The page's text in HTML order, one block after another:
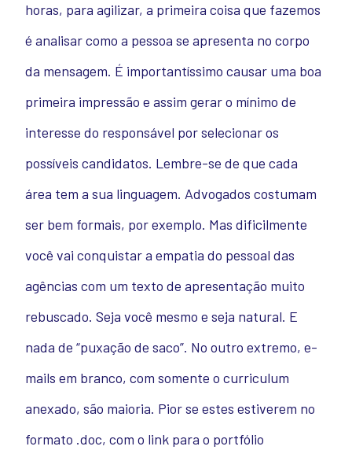
horas, para agilizar, a primeira coisa que fazemos
é analisar como a pessoa se apresenta no corpo
da mensagem. É importantíssimo causar uma boa
primeira impressão e assim gerar o mínimo de
interesse do responsável por selecionar os
possíveis candidatos. Lembre-se de que cada
área tem a sua linguagem. Advogados costumam
ser bem formais, por exemplo. Mas dificilmente
você vai conquistar a empatia do pessoal das
agências com um texto de apresentação muito
rebuscado. Seja você mesmo e seja natural. E
nada de “puxação de saco”. No outro extremo, e-
mails em branco, com somente o curriculum
anexado, são maioria. Pior se estes estiverem no
formato .doc, com o link para o portfólio